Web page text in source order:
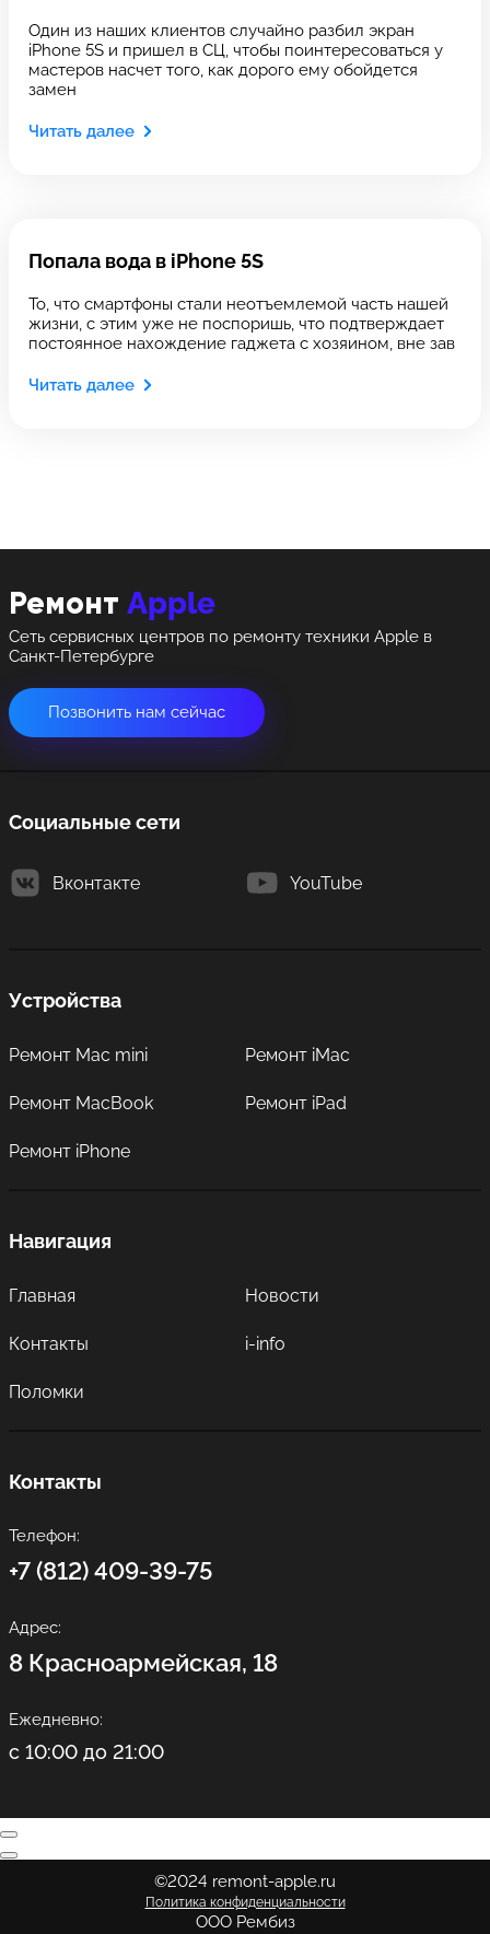
Один из наших клиентов случайно разбил экран
iPhone 5S и пришел в СЦ, чтобы поинтересоваться у
мастеров насчет того, как дорого ему обойдется
замен
Читать далее
Попала вода в iPhone 5S
То, что смартфоны стали неотъемлемой часть нашей
жизни, с этим уже не поспоришь, что подтверждает
постоянное нахождение гаджета с хозяином, вне зав
Читать далее
Ремонт Apple
Сеть сервисных центров по ремонту техники Apple в
Санкт-Петербурге
Позвонить нам сейчас
Социальные сети
Вконтакте YouTube
Устройства
Ремонт Mac mini Ремонт iMac
Ремонт MacBook Ремонт iPad
Ремонт iPhone
Навигация
Главная Новости
Контакты i-info
Поломки
Контакты
Телефон:
+7 (812) 409-39-75
Адрес:
8 Красноармейская, 18
Ежедневно:
с 10:00 до 21:00
©2024 remont-apple.ru
Политика конфиденциальности
ООО Рембиз
+7 (812) 409-39-75
Выберите сервис